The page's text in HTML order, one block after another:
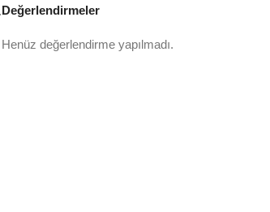
Değerlendirmeler
Henüz değerlendirme yapılmadı.